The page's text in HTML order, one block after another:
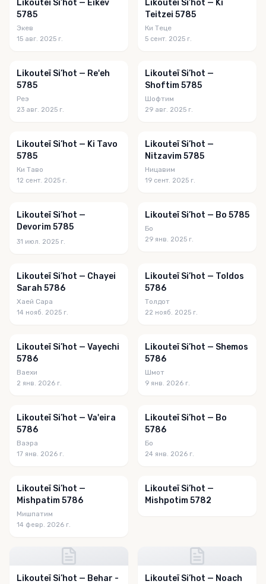
Likouteï Si’hot — Eikev
5785
Экев
15 авг. 2025 г.
Likouteï Si’hot — Ki
Teitzei 5785
Ки Теце
5 сент. 2025 г.
Likouteï Si’hot — Re'eh
5785
Реэ
23 авг. 2025 г.
Likouteï Si’hot —
Shoftim 5785
Шофтим
29 авг. 2025 г.
Likouteï Si’hot — Ki Tavo
5785
Ки Таво
12 сент. 2025 г.
Likouteï Si’hot —
Nitzavim 5785
Ницавим
19 сент. 2025 г.
Likouteï Si’hot —
Devorim 5785
31 июл. 2025 г.
Likouteï Si’hot — Bo 5785
Бо
29 янв. 2025 г.
Likouteï Si’hot — Chayei
Sarah 5786
Хаей Сара
14 нояб. 2025 г.
Likouteï Si’hot — Toldos
5786
Толдот
22 нояб. 2025 г.
Likouteï Si’hot — Vayechi
5786
Ваехи
2 янв. 2026 г.
Likouteï Si’hot — Shemos
5786
Шмот
9 янв. 2026 г.
Likouteï Si’hot — Va'eira
5786
Ваэра
17 янв. 2026 г.
Likouteï Si’hot — Bo
5786
Бо
24 янв. 2026 г.
Likouteï Si’hot —
Mishpatim 5786
Мишпатим
14 февр. 2026 г.
Likouteï Si’hot —
Mishpotim 5782
Likouteï Si’hot — Behar -
Likouteï Si’hot — Noach